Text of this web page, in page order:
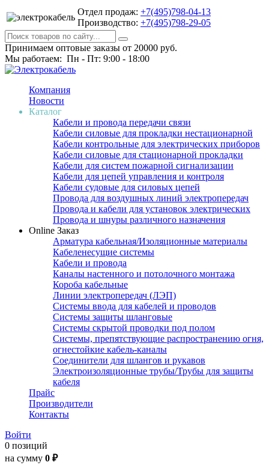
Отдел продаж: +7(495)798-04-13
Производство: +7(495)798-29-05
Принимаем оптовые заказы от 20000 руб.
Мы работаем: Пн - Пт: 9:00 - 18:00
Компания
Новости
Каталог
Кабели и провода передачи связи
Кабели силовые для прокладки нестационарной
Кабели контрольные для электрических приборов
Кабели силовые для стационарной прокладки
Кабели для систем пожарной сигнализации
Кабели для цепей управления и контроля
Кабели судовые для силовых цепей
Провода для воздушных линий электропередач
Провода и кабели для установок электрических
Провода и шнуры различного назначения
Online Заказ
Арматура кабельная/Изоляционные материалы
Кабеленесущие системы
Кабели и провода
Каналы настенного и потолочного монтажа
Короба кабельные
Линии электропередач (ЛЭП)
Системы ввода для кабелей и проводов
Системы защиты шланговые
Системы скрытой проводки под полом
Системы, препятствующие распространению огня,
огнестойкие кабель-каналы
Соединители для шлангов и рукавов
Электроизоляционные трубы/Трубы для защиты
кабеля
Прайс
Производители
Контакты
Войти
0 позиций
на сумму 0 ₽